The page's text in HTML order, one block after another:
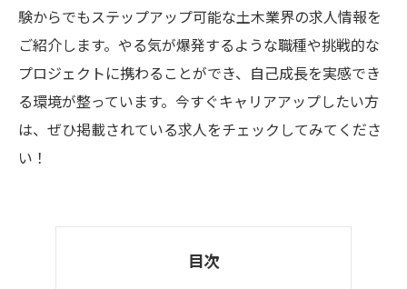
験からでもステップアップ可能な土木業界の求人情報を
ご紹介します。やる気が爆発するような職種や挑戦的な
プロジェクトに携わることができ、自己成長を実感でき
る環境が整っています。今すぐキャリアアップしたい方
は、ぜひ掲載されている求人をチェックしてみてくださ
い！
目次